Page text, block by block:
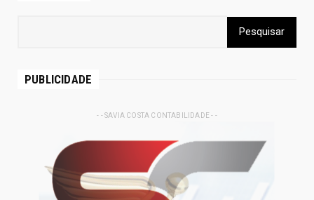
PUBLICIDADE
- - SAVIA COSTA CONTABILIDADE - -